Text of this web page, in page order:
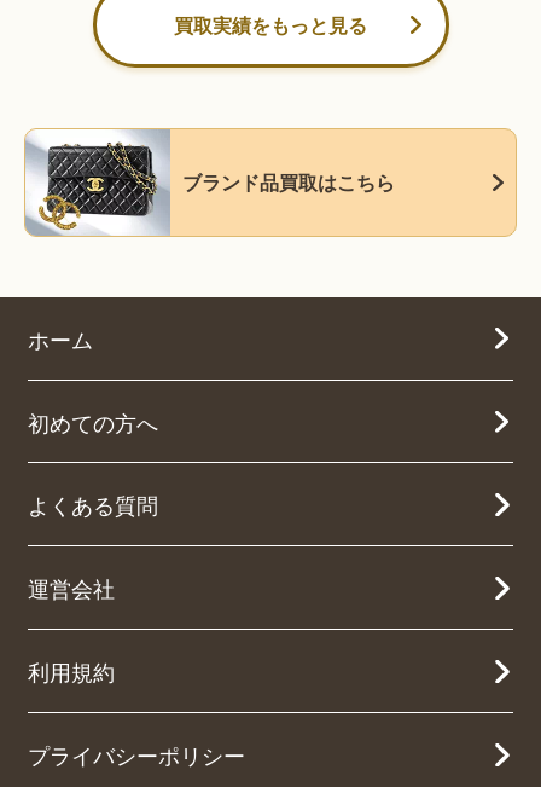
買取実績をもっと見る
ブランド品買取はこちら
ホーム
初めての方へ
よくある質問
運営会社
利用規約
プライバシーポリシー